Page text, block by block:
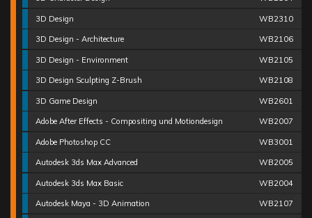
3D Design WB2310
3D Design - Architecture WB2106
3D Design - Environment WB2105
3D Design Sculpting Z-Brush WB2108
3D Game Design WB2601
Adobe After Effects - Compositing und Motiondesign WB2007
Adobe Photoshop CC WB3001
Autodesk 3ds Max Advanced WB2005
Autodesk 3ds Max Basic WB2004
Autodesk Maya - 3D Animation WB2107